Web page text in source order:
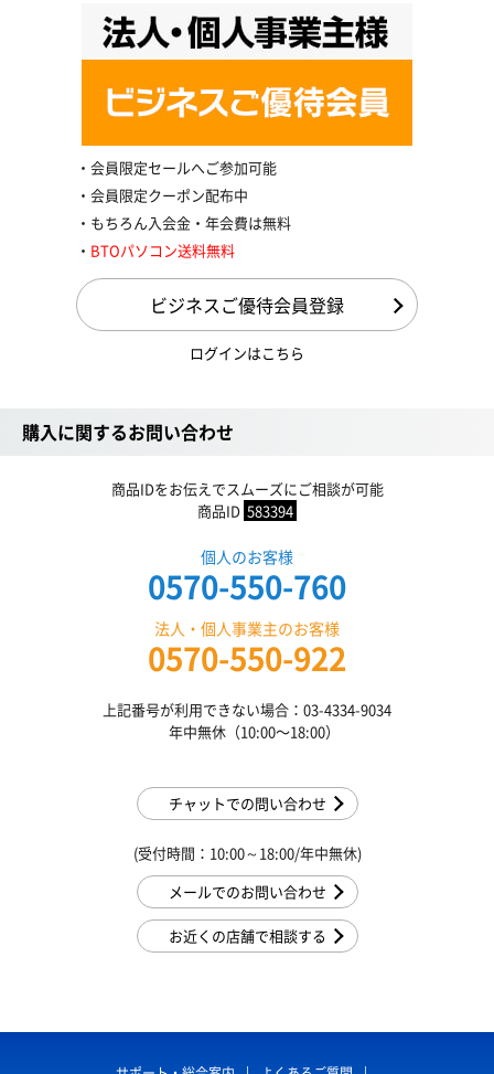
会員限定セールへご参加可能
会員限定クーポン配布中
もちろん入会金・年会費は無料
BTOパソコン送料無料
ビジネスご優待会員登録
ログインはこちら
購入に関するお問い合わせ
商品IDをお伝えでスムーズにご相談が可能
商品ID 583394
個人のお客様
0570-550-760
法人・個人事業主のお客様
0570-550-922
上記番号が利用できない場合：03-4334-9034
年中無休（10:00〜18:00）
チャットでの問い合わせ
(受付時間：10:00～18:00/年中無休)
メールでのお問い合わせ
お近くの店舗で相談する